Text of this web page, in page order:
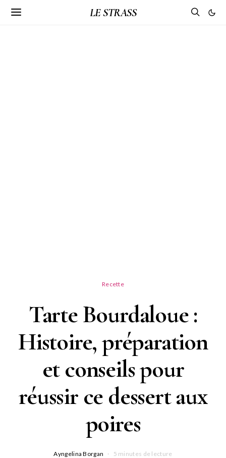
LE STRASS
Recette
Tarte Bourdaloue :
Histoire, préparation
et conseils pour
réussir ce dessert aux
poires
Ayngelina Borgan 5 minutes de lecture